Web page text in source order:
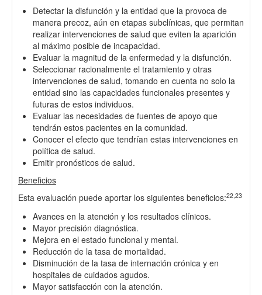
Detectar la disfunción y la entidad que la provoca de
manera precoz, aún en etapas subclínicas, que permitan
realizar intervenciones de salud que eviten la aparición
al máximo posible de incapacidad.
Evaluar la magnitud de la enfermedad y la disfunción.
Seleccionar racionalmente el tratamiento y otras
intervenciones de salud, tomando en cuenta no solo la
entidad sino las capacidades funcionales presentes y
futuras de estos individuos.
Evaluar las necesidades de fuentes de apoyo que
tendrán estos pacientes en la comunidad.
Conocer el efecto que tendrían estas intervenciones en
política de salud.
Emitir pronósticos de salud.
Beneficios
Esta evaluación puede aportar los siguientes beneficios:22,23
Avances en la atención y los resultados clínicos.
Mayor precisión diagnóstica.
Mejora en el estado funcional y mental.
Reducción de la tasa de mortalidad.
Disminución de la tasa de internación crónica y en
hospitales de cuidados agudos.
Mayor satisfacción con la atención.